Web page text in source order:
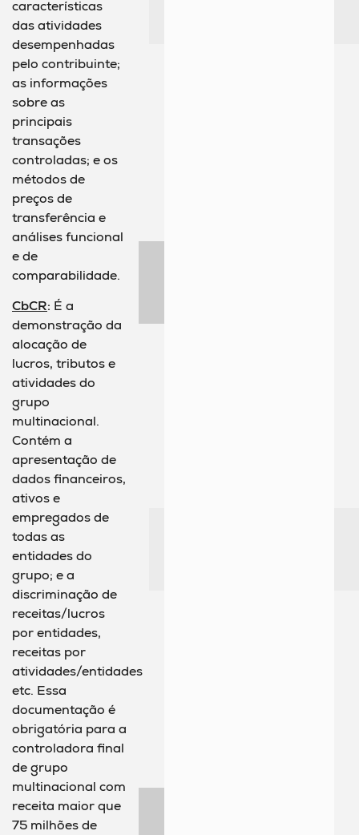
características
das atividades
desempenhadas
pelo contribuinte;
as informações
sobre as
principais
transações
controladas; e os
métodos de
preços de
transferência e
análises funcional
e de
comparabilidade.
CbCR: É a
demonstração da
alocação de
lucros, tributos e
atividades do
grupo
multinacional.
Contém a
apresentação de
dados financeiros,
ativos e
empregados de
todas as
entidades do
grupo; e a
discriminação de
receitas/lucros
por entidades,
receitas por
atividades/entidades
etc. Essa
documentação é
obrigatória para a
controladora final
de grupo
multinacional com
receita maior que
75 milhões de